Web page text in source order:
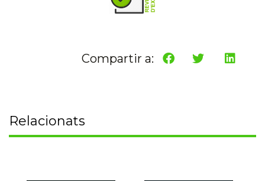
Compartir a:
Relacionats